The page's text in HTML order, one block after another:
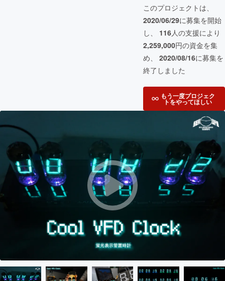
このプロジェクトは、
2020/06/29に募集を開始
し、 116人の支援により
2,259,000円の資金を集
め、 2020/08/16に募集を
終了しました
もう一度プロジェク
トをやってほしい